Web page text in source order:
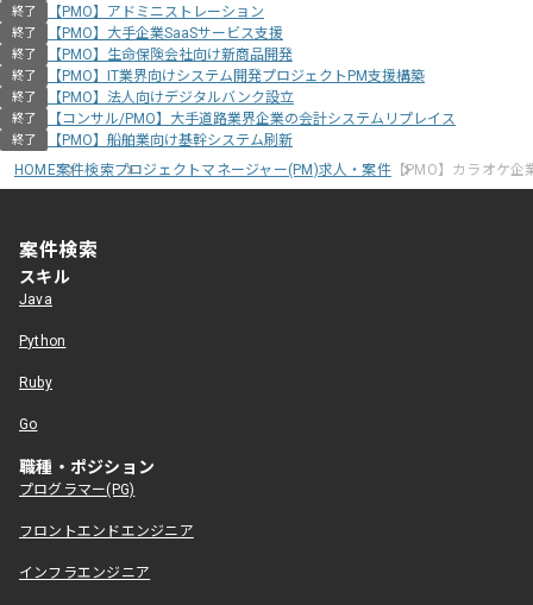
終了 【PMO】アドミニストレーション
終了 【PMO】大手企業SaaSサービス支援
終了 【PMO】生命保険会社向け新商品開発
終了 【PMO】IT業界向けシステム開発プロジェクトPM支援構築
終了 【PMO】法人向けデジタルバンク設立
終了 【コンサル/PMO】大手道路業界企業の会計システムリプレイス
終了
【PMO】船舶業向け基幹システム刷新
HOME案件検索プロジェクトマネージャー(PM)求人・案件【PMO】カラオケ企
案件検索
スキル
Java
Python
Ruby
Go
職種・ポジション
プログラマー(PG)
フロントエンドエンジニア
インフラエンジニア